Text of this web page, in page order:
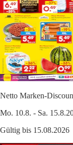
Netto Marken-
Mo. 10.8. - Sa.
Gültig bis 15.08.2026